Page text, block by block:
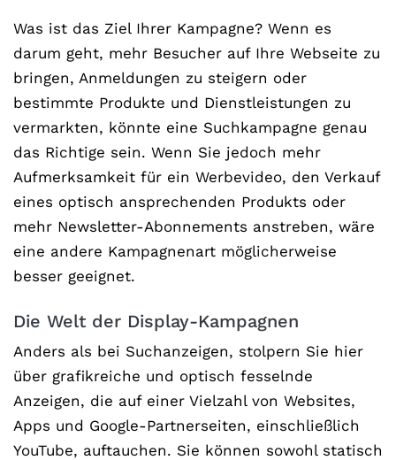
Was ist das Ziel Ihrer Kampagne? Wenn es
darum geht, mehr Besucher auf Ihre Webseite zu
bringen, Anmeldungen zu steigern oder
bestimmte Produkte und Dienstleistungen zu
vermarkten, könnte eine Suchkampagne genau
das Richtige sein. Wenn Sie jedoch mehr
Aufmerksamkeit für ein Werbevideo, den Verkauf
eines optisch ansprechenden Produkts oder
mehr Newsletter-Abonnements anstreben, wäre
eine andere Kampagnenart möglicherweise
besser geeignet.
Die Welt der Display-Kampagnen
Anders als bei Suchanzeigen, stolpern Sie hier
über grafikreiche und optisch fesselnde
Anzeigen, die auf einer Vielzahl von Websites,
Apps und Google-Partnerseiten, einschließlich
YouTube, auftauchen. Sie können sowohl statisch